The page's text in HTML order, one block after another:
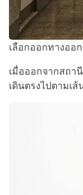
เลือกออกทางออก
เมื่อออกจากสถา
เดินตรงไปตามเ